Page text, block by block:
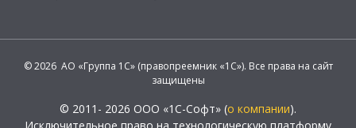
© 2026 АО «Группа 1С» (правопреемник «1С»). Все права на сайт
защищены
© 2011- 2026 ООО «1С-Софт» (о компании).